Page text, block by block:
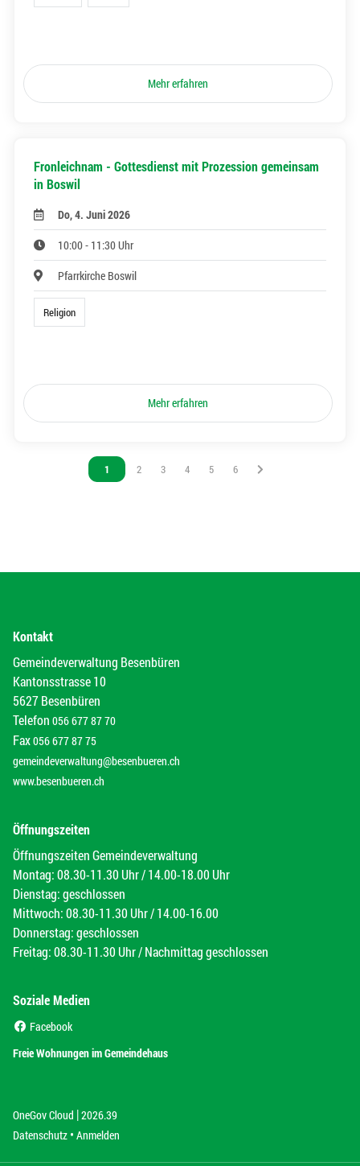
Mehr erfahren
Fronleichnam - Gottesdienst mit Prozession gemeinsam
in Boswil
Do, 4. Juni 2026
10:00 - 11:30 Uhr
Pfarrkirche Boswil
Religion
Mehr erfahren
Vous êtes sur la page
1 Vous êtes sur la page
2 Vous êtes sur la page
3 Vous êtes sur la page
4 Vous êtes sur la page
5 Vous êtes sur la page
6
Kontakt
Gemeindeverwaltung Besenbüren
Kantonsstrasse 10
5627 Besenbüren
Telefon 056 677 87 70
Fax056 677 87 75
gemeindeverwaltung@besenbueren.ch
www.besenbueren.ch
Öffnungszeiten
Öffnungszeiten Gemeindeverwaltung
Montag: 08.30-11.30 Uhr / 14.00-18.00 Uhr
Dienstag: geschlossen
Mittwoch: 08.30-11.30 Uhr / 14.00-16.00
Donnerstag: geschlossen
Freitag: 08.30-11.30 Uhr / Nachmittag geschlossen
Soziale Medien
Facebook
Freie Wohnungen im Gemeindehaus
OneGov Cloud (External Link)
|2026.39
Datenschutz (External Link)
Anmelden